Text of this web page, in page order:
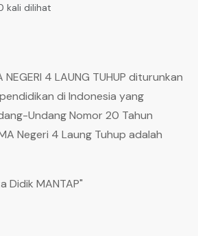
kali dilihat
4 LAUNG TUHUP diturunkan
di Indonesia yang
Undang Nomor 20 Tahun
Negeri 4 Laung Tuhup adalah
Didik MANTAP"